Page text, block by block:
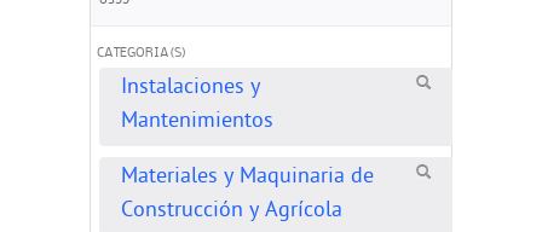
CATEGORIA(S)
Instalaciones y
Mantenimientos
Materiales y Maquinaria de
Construcción y Agrícola